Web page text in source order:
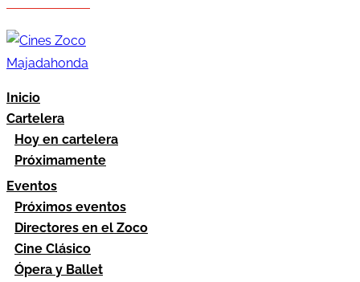
Inicio
Cartelera
Hoy en cartelera
Próximamente
Eventos
Próximos eventos
Directores en el Zoco
Cine Clásico
Ópera y Ballet